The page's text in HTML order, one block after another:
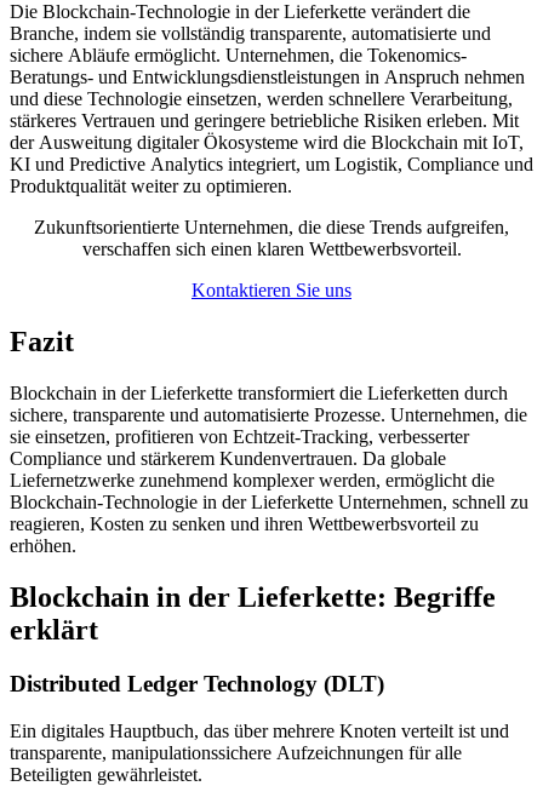
Die Blockchain-Technologie in der Lieferkette verändert die
Branche, indem sie vollständig transparente, automatisierte und
sichere Abläufe ermöglicht. Unternehmen, die Tokenomics-
Beratungs- und Entwicklungsdienstleistungen in Anspruch nehmen
und diese Technologie einsetzen, werden schnellere Verarbeitung,
stärkeres Vertrauen und geringere betriebliche Risiken erleben. Mit
der Ausweitung digitaler Ökosysteme wird die Blockchain mit IoT,
KI und Predictive Analytics integriert, um Logistik, Compliance und
Produktqualität weiter zu optimieren.
Zukunftsorientierte Unternehmen, die diese Trends aufgreifen,
verschaffen sich einen klaren Wettbewerbsvorteil.
Kontaktieren Sie uns
Fazit
Blockchain in der Lieferkette transformiert die Lieferketten durch
sichere, transparente und automatisierte Prozesse. Unternehmen, die
sie einsetzen, profitieren von Echtzeit-Tracking, verbesserter
Compliance und stärkerem Kundenvertrauen. Da globale
Liefernetzwerke zunehmend komplexer werden, ermöglicht die
Blockchain-Technologie in der Lieferkette Unternehmen, schnell zu
reagieren, Kosten zu senken und ihren Wettbewerbsvorteil zu
erhöhen.
Blockchain in der Lieferkette: Begriffe
erklärt
Distributed Ledger Technology (DLT)
Ein digitales Hauptbuch, das über mehrere Knoten verteilt ist und
transparente, manipulationssichere Aufzeichnungen für alle
Beteiligten gewährleistet.